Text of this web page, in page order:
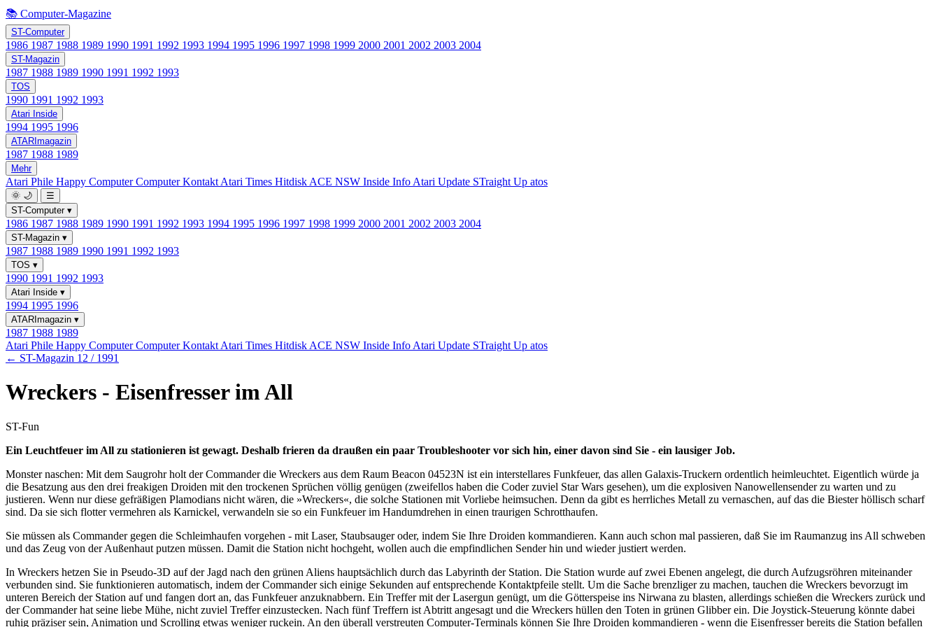
📚 Computer-Magazine
ST-Computer
1986 1987 1988 1989 1990 1991 1992 1993 1994 1995 1996 1997 1998 1999 2000 2001 2002 2003 2004
ST-Magazin
1987 1988 1989 1990 1991 1992 1993
TOS
1990 1991 1992 1993
Atari Inside
1994 1995 1996
ATARImagazin
1987 1988 1989
Mehr
Atari Phile Happy ComputerComputer Kontakt Atari Times Hitdisk ACE NSW Inside Info Atari Update STraight Up atos
🌞 🌙
☰
ST-Computer ▾
1986 1987 1988 1989 1990 1991 1992 1993 1994 1995 1996 1997 1998 1999 2000 2001 2002 2003 2004
ST-Magazin ▾
1987 1988 1989 1990 1991 1992 1993
TOS ▾
1990 1991 1992 1993
Atari Inside ▾
1994 1995 1996
ATARImagazin ▾
1987 1988 1989
Atari Phile Happy ComputerComputer Kontakt Atari Times Hitdisk ACE NSW Inside Info Atari Update STraight Up atos
← ST-Magazin 12 / 1991
Wreckers - Eisenfresser im All
ST-Fun
Ein Leuchtfeuer im All zu stationieren ist gewagt. Deshalb frieren da draußen ein paar Troubleshooter vor sich hin, einer davon sind Sie - ein lausiger Job.
Monster naschen: Mit dem Saugrohr holt der Commander die Wreckers aus dem Raum Beacon 04523N ist ein interstellares Funkfeuer, das allen Galaxis-Truckern ordentlich heimleuchtet. Eigentlich würde ja
die Besatzung aus den drei freakigen Droiden mit den trockenen Sprüchen völlig genügen (zweifellos haben die Coder zuviel Star Wars gesehen), um die explosiven Nanowellensender zu warten und zu
justieren. Wenn nur diese gefräßigen Plamodians nicht wären, die »Wreckers«, die solche Stationen mit Vorliebe heimsuchen. Denn da gibt es herrliches Metall zu vernaschen, auf das die Biester höllisch scharf
sind. Da sie sich flotter vermehren als Karnickel, verwandeln sie so ein Funkfeuer im Handumdrehen in einen traurigen Schrotthaufen.
Sie müssen als Commander gegen die Schleimhaufen vorgehen - mit Laser, Staubsauger oder, indem Sie Ihre Droiden kommandieren. Kann auch schon mal passieren, daß Sie im Raumanzug ins All schweben
und das Zeug von der Außenhaut putzen müssen. Damit die Station nicht hochgeht, wollen auch die empfindlichen Sender hin und wieder justiert werden.
In Wreckers hetzen Sie in Pseudo-3D auf der Jagd nach den grünen Aliens hauptsächlich durch das Labyrinth der Station. Die Station wurde auf zwei Ebenen angelegt, die durch Aufzugsröhren miteinander
verbunden sind. Sie funktionieren automatisch, indem der Commander sich einige Sekunden auf entsprechende Kontaktpfeile stellt. Um die Sache brenzliger zu machen, tauchen die Wreckers bevorzugt im
unteren Bereich der Station auf und fangen dort an, das Funkfeuer anzuknabbern. Ein Treffer mit der Lasergun genügt, um die Götterspeise ins Nirwana zu blasten, allerdings schießen die Wreckers zurück und
der Commander hat seine liebe Mühe, nicht zuviel Treffer einzustecken. Nach fünf Treffern ist Abtritt angesagt und die Wreckers hüllen den Toten in grünen Glibber ein. Die Joystick-Steuerung könnte dabei
ruhig präziser sein, Animation und Scrolling etwas weniger ruckein. An den überall verstreuten Computer-Terminals können Sie Ihre Droiden kommandieren - wenn die Eisenfresser bereits die Station befallen